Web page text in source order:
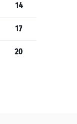
14
17
20